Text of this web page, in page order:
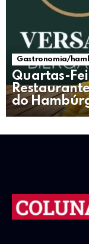
Gastronomia/
Quartas-
do